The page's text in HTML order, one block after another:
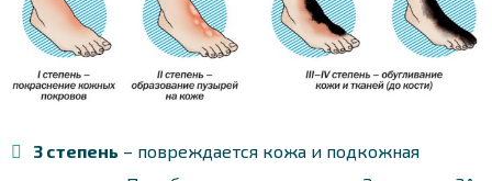
3 степень – повреждается кожа и подкожная